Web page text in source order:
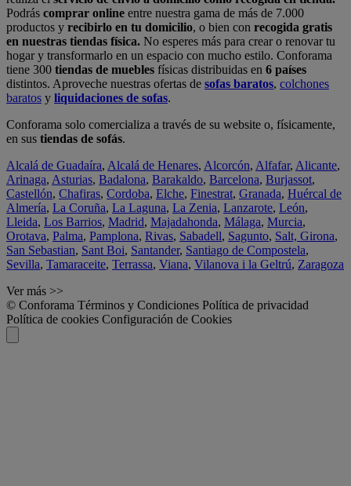
Podrás comprar online entre nuestra gama de más de 7.000
productos y recibirlo en tu domicilio, o bien con recogida gratis
en nuestras tiendas física. No esperes más para crear o renovar tu
hogar y transformarlo en un espacio con mucho estilo. Conforama
tiene 300 tiendas de muebles físicas distribuidas en 6 países
distintos. Aproveche nuestras ofertas de sofas baratos, colchones
baratos y liquidaciones de sofas.
Conforama solo comercializa a través de su website o, físicamente,
en sus tiendas de sofás.
Alcalá de Guadaíra, Alcalá de Henares, Alcorcón, Alfafar, Alicante,
Arinaga, Asturias, Badalona, Barakaldo, Barcelona, Burjassot,
Castellón, Chafiras, Cordoba, Elche, Finestrat, Granada, Huércal de
Almería, La Coruña, La Laguna, La Zenia, Lanzarote, León,
Lleida, Los Barrios, Madrid, Majadahonda, Málaga, Murcia,
Orotava, Palma, Pamplona, Rivas, Sabadell, Sagunto, Salt, Girona,
San Sebastian, Sant Boi, Santander, Santiago de Compostela,
Sevilla, Tamaraceite, Terrassa, Viana, Vilanova i la Geltrú, Zaragoza
Ver más >>
© Conforama Términos y Condiciones Política de privacidad
Política de cookies Configuración de Cookies